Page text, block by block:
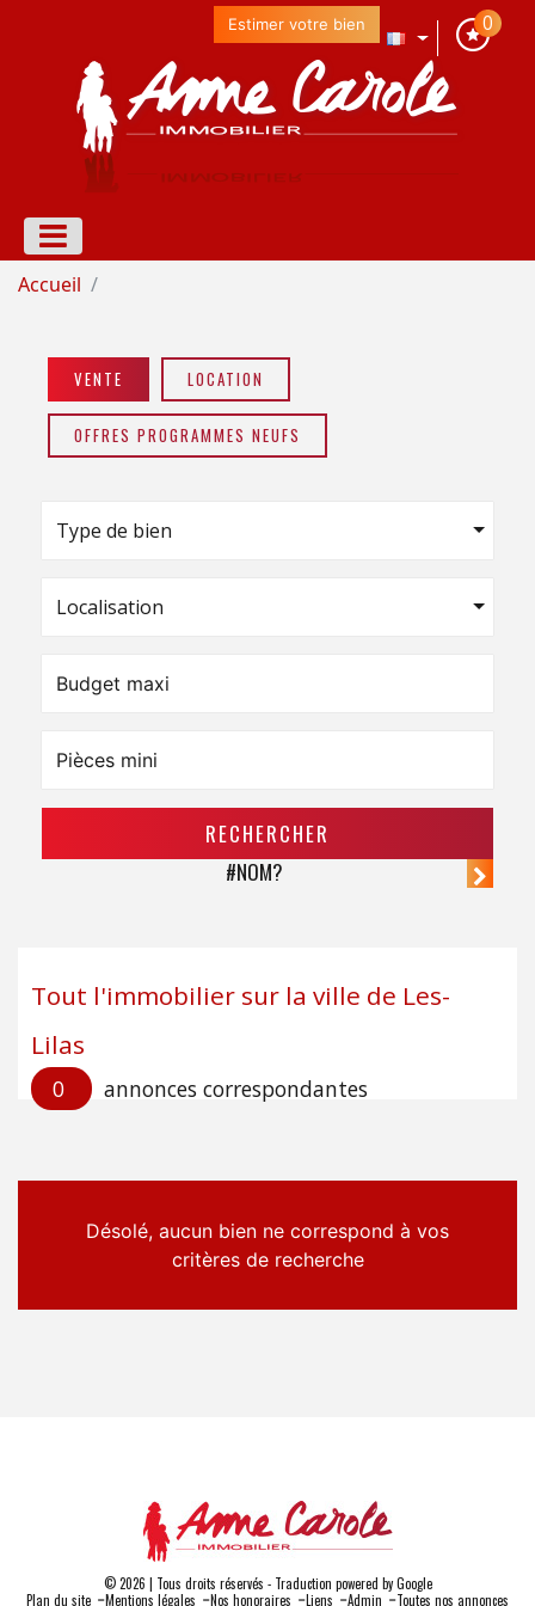
0
Estimer votre bien
Accueil
VENTE LOCATION
OFFRES PROGRAMMES NEUFS
Type de bien
Localisation
RECHERCHER
#NOM?
Tout l'immobilier sur la ville de Les-
Lilas
0 annonces correspondantes
Désolé, aucun bien ne correspond à vos
critères de recherche
© 2026 | Tous droits réservés - Traduction powered by Google
Plan du site -Mentions légales -Nos honoraires -Liens-Admin -Toutes nos annonces